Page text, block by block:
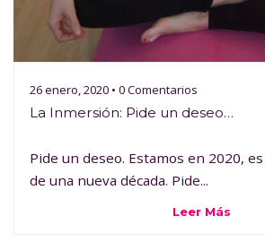
26 enero, 2020 • 0 Comentarios
La Inmersión: Pide un deseo…
Pide un deseo. Estamos en 2020,
de una nueva década. Pide...
Leer Más